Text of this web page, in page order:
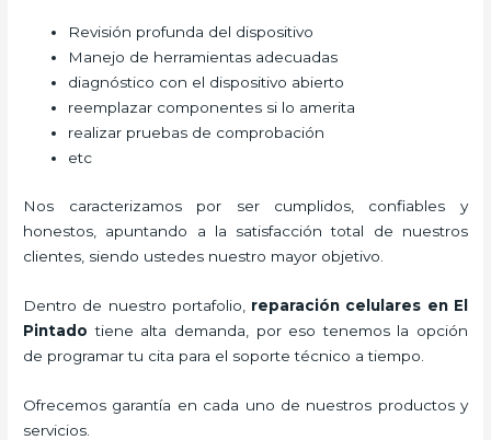
Revisión profunda del dispositivo
Manejo de herramientas adecuadas
diagnóstico con el dispositivo abierto
reemplazar componentes si lo amerita
realizar pruebas de comprobación
etc
Nos caracterizamos por ser cumplidos, confiables y
honestos, apuntando a la satisfacción total de nuestros
clientes, siendo ustedes nuestro mayor objetivo.
Dentro de nuestro portafolio, reparación celulares en El
Pintado tiene alta demanda, por eso tenemos la opción
de programar tu cita para el soporte técnico a tiempo.
Ofrecemos garantía en cada uno de nuestros productos y
servicios.